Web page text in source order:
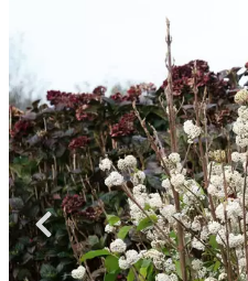
Zum vorigen Bild